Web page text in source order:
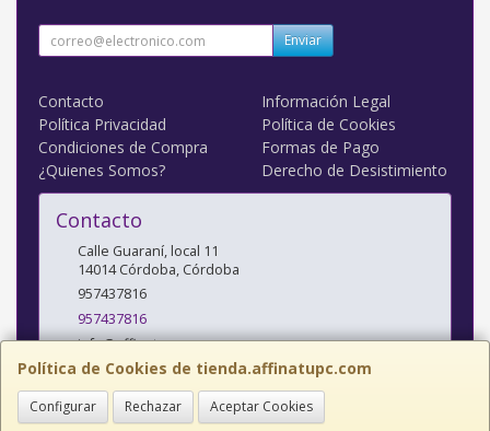
Política de Cookies de tienda.affinatupc.com
Configurar Rechazar Aceptar Cookies
Enviar
Contacto
Información Legal
Política Privacidad
Política de Cookies
Condiciones de Compra
Formas de Pago
¿Quienes Somos?
Derecho de Desistimiento
Contacto
Calle Guaraní, local 11
14014 Córdoba, Córdoba
957437816
957437816
info@affinatupc.com
Horario